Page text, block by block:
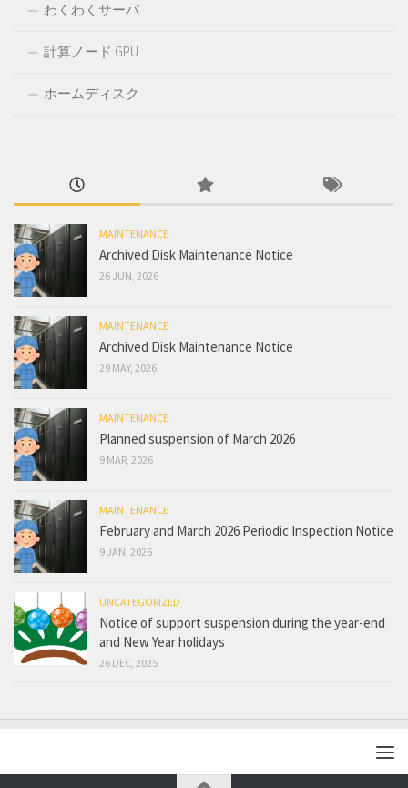
わくわくサーバ
計算ノード GPU
ホームディスク
MAINTENANCE
Archived Disk Maintenance Notice
26 JUN, 2026
MAINTENANCE
Archived Disk Maintenance Notice
29 MAY, 2026
MAINTENANCE
Planned suspension of March 2026
9 MAR, 2026
MAINTENANCE
February and March 2026 Periodic Inspection Notice
9 JAN, 2026
UNCATEGORIZED
Notice of support suspension during the year-end
and New Year holidays
26 DEC, 2025